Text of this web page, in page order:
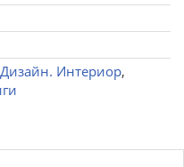
Интериор,